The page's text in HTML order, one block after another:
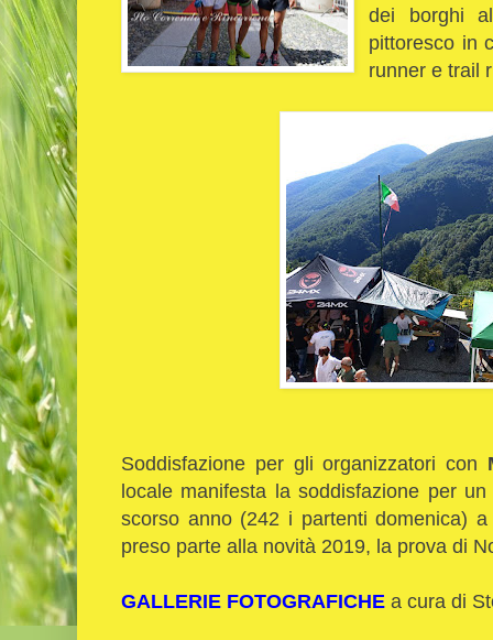
dei borghi
pittoresco in
runner e trail
Soddisfazione per gli organizzatori con
locale manifesta la soddisfazione per
scorso anno (242 i partenti domenica)
preso parte alla novità 2019, la prova di
GALLERIE FOTOGRAFICHE a cura di